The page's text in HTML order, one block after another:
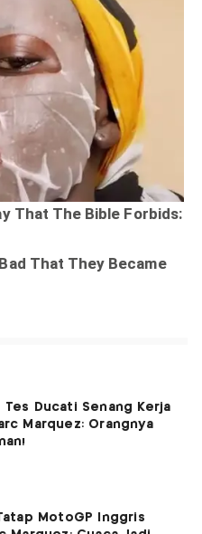
Tes Ducati Senang Kerja
Marquez: Orangnya
MotoGP Inggris